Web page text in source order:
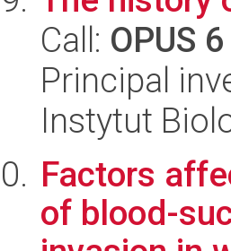
Call: OPUS 6
Principal
Instytut
Factors
of blood-